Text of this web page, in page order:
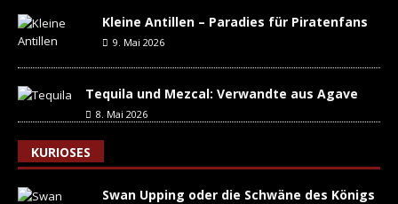
Kleine Antillen – Paradies für Piratenfans
9. Mai 2026
Tequila und Mezcal: Verwandte aus Agave
8. Mai 2026
KURIOSES
Swan Upping oder die Schwäne des Königs